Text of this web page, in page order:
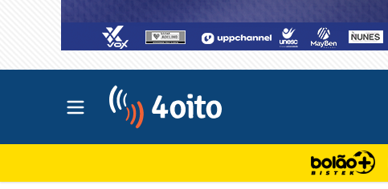
Abrir menu principal